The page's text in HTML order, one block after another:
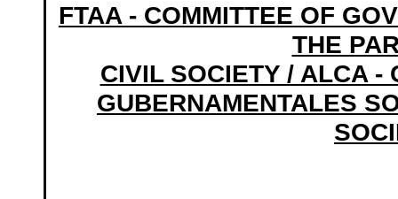
FTAA - COMMITTEE OF
THE
CIVIL SOCIETY / ALCA -
GUBERNAMENTALES